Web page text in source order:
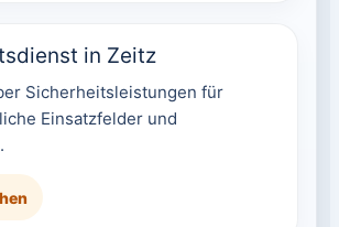
in Zeitz
Sicherheitsleistungen für
Einsatzfelder und